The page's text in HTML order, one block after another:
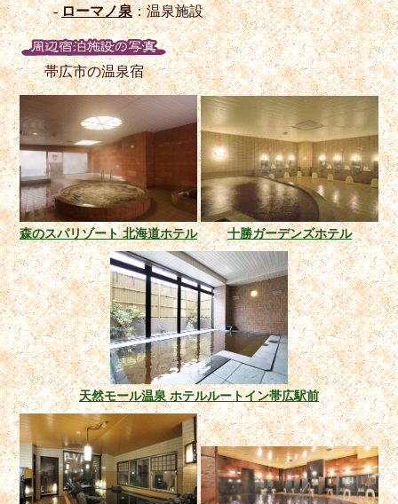
-ローマノ泉：温泉施設
帯広市の温泉宿
森のスパリゾート 北海道ホテル 十勝ガーデンズホテル
天然モール温泉 ホテルルートイン帯広駅前